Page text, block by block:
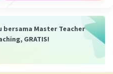
seorang maestro tari Bali
termasuk Tari
keindahan dan
bersama Master Teacher
GRATIS!